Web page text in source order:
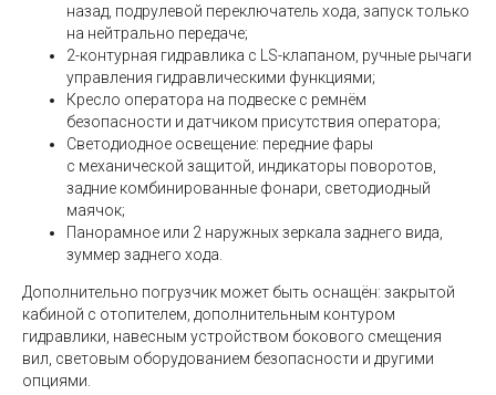
назад, подрулевой переключатель хода, запуск только
на нейтрально передаче;
2-контурная гидравлика с LS-клапаном, ручные рычаги
управления гидравлическими функциями;
Кресло оператора на подвеске с ремнём
безопасности и датчиком присутствия оператора;
Светодиодное освещение: передние фары
с механической защитой, индикаторы поворотов,
задние комбинированные фонари, светодиодный
маячок;
Панорамное или 2 наружных зеркала заднего вида,
зуммер заднего хода.
Дополнительно погрузчик может быть оснащён: закрытой
кабиной с отопителем, дополнительным контуром
гидравлики, навесным устройством бокового смещения
вил, световым оборудованием безопасности и другими
опциями.